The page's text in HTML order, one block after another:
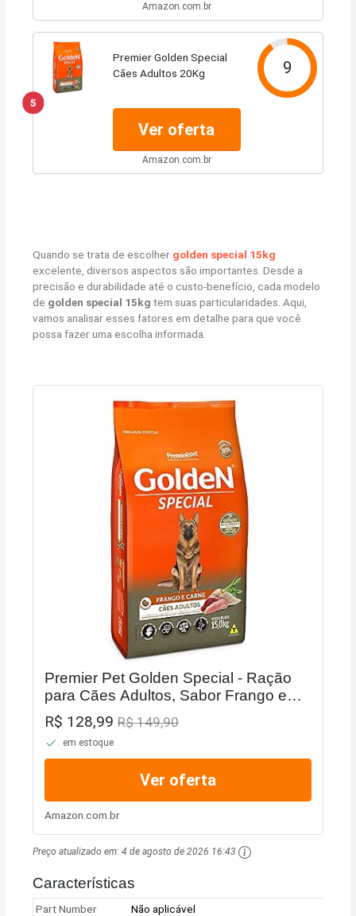
Amazon.com.br
5
Premier Golden Special
Cães Adultos 20Kg
9
Ver oferta
Amazon.com.br
Quando se trata de escolher golden special 15kg
excelente, diversos aspectos são importantes. Desde a
precisão e durabilidade até o custo-benefício, cada modelo
de golden special 15kg tem suas particularidades. Aqui,
vamos analisar esses fatores em detalhe para que você
possa fazer uma escolha informada.
Premier Pet Golden Special - Ração
para Cães Adultos, Sabor Frango e
Carne, 15kg
R$ 128,99R$ 149,90
em estoque
Ver oferta
Amazon.com.br
Preço atualizado em:4 de agosto de 2026 16:43
Características
Part Number
Não aplicável